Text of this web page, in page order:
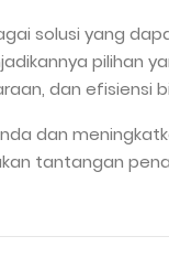
solusi yang
pilihan
dan efisiensi
dan
tantangan